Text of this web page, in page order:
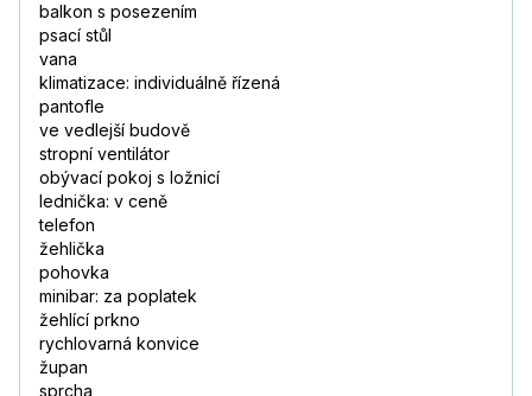
balkon s posezením
psací stůl
vana
klimatizace: individuálně řízená
pantofle
ve vedlejší budově
stropní ventilátor
obývací pokoj s ložnicí
lednička: v ceně
telefon
žehlička
pohovka
minibar: za poplatek
žehlící prkno
rychlovarná konvice
župan
sprcha